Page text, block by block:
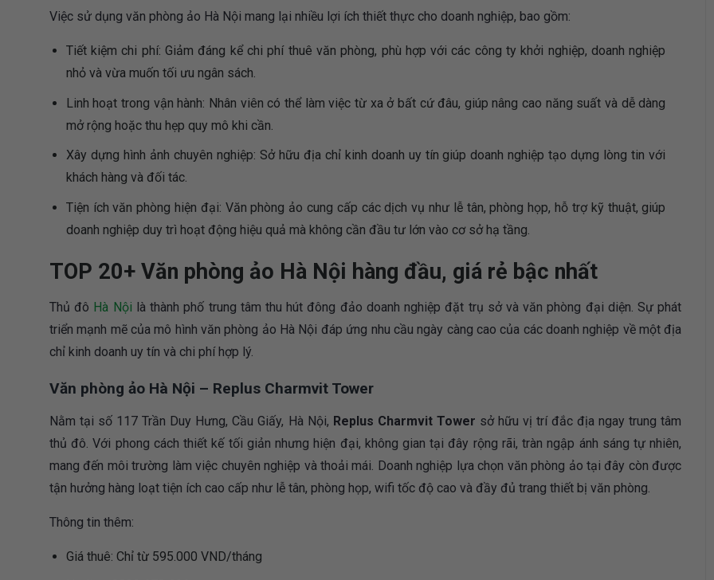
Việc sử dụng văn phòng ảo Hà Nội mang lại nhiều lợi ích thiết thực cho doanh nghiệp, bao gồm:
Tiết kiệm chi phí: Giảm đáng kể chi phí thuê văn phòng, phù hợp với các công ty khởi nghiệp, doanh nghiệp
nhỏ và vừa muốn tối ưu ngân sách.
Linh hoạt trong vận hành: Nhân viên có thể làm việc từ xa ở bất cứ đâu, giúp nâng cao năng suất và dễ dàng
mở rộng hoặc thu hẹp quy mô khi cần.
Xây dựng hình ảnh chuyên nghiệp: Sở hữu địa chỉ kinh doanh uy tín giúp doanh nghiệp tạo dựng lòng tin với
khách hàng và đối tác.
Tiện ích văn phòng hiện đại: Văn phòng ảo cung cấp các dịch vụ như lễ tân, phòng họp, hỗ trợ kỹ thuật, giúp
doanh nghiệp duy trì hoạt động hiệu quả mà không cần đầu tư lớn vào cơ sở hạ tầng.
TOP 20+ Văn phòng ảo Hà Nội hàng đầu, giá rẻ bậc nhất
Thủ đô Hà Nội là thành phố trung tâm thu hút đông đảo doanh nghiệp đặt trụ sở và văn phòng đại diện. Sự phát
triển mạnh mẽ của mô hình văn phòng ảo Hà Nội đáp ứng nhu cầu ngày càng cao của các doanh nghiệp về một địa
chỉ kinh doanh uy tín và chi phí hợp lý.
Văn phòng ảo Hà Nội – Replus Charmvit Tower
Nằm tại số 117 Trần Duy Hưng, Cầu Giấy, Hà Nội, Replus Charmvit Tower sở hữu vị trí đắc địa ngay trung tâm
thủ đô. Với phong cách thiết kế tối giản nhưng hiện đại, không gian tại đây rộng rãi, tràn ngập ánh sáng tự nhiên,
mang đến môi trường làm việc chuyên nghiệp và thoải mái. Doanh nghiệp lựa chọn văn phòng ảo tại đây còn được
tận hưởng hàng loạt tiện ích cao cấp như lễ tân, phòng họp, wifi tốc độ cao và đầy đủ trang thiết bị văn phòng.
Thông tin thêm:
Giá thuê: Chỉ từ 595.000 VND/tháng